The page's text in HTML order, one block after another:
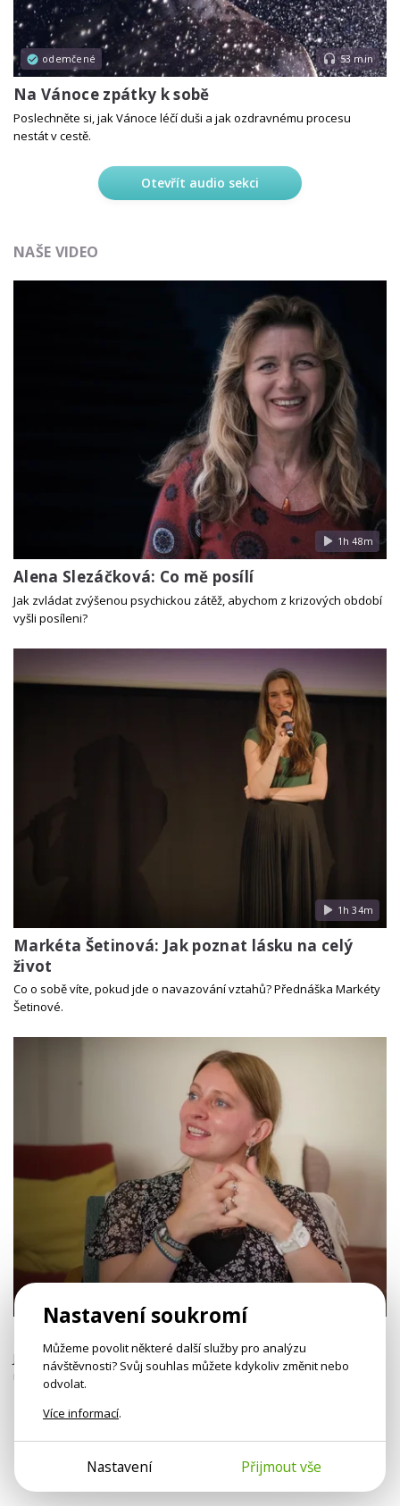
odemčené 53 min
Na Vánoce zpátky k sobě
Poslechněte si, jak Vánoce léčí duši a jak ozdravnému procesu
nestát v cestě.
Otevřít audio sekci
NAŠE VIDEO
1h 48m
Alena Slezáčková: Co mě posílí
Jak zvládat zvýšenou psychickou zátěž, abychom z krizových období
vyšli posíleni?
1h 34m
Markéta Šetinová: Jak poznat lásku na celý
život
Co o sobě víte, pokud jde o navazování vztahů? Přednáška Markéty
Šetinové.
Jsou moc na mobilu, špatně jí a málo spí. Dětem škodí úplně stejné
neduhy jako jejich rodičům.
Nastavení soukromí
Můžeme povolit některé další služby pro analýzu
návštěvnosti? Svůj souhlas můžete kdykoliv změnit nebo
odvolat.
Více informací.
Nastavení Přijmout vše